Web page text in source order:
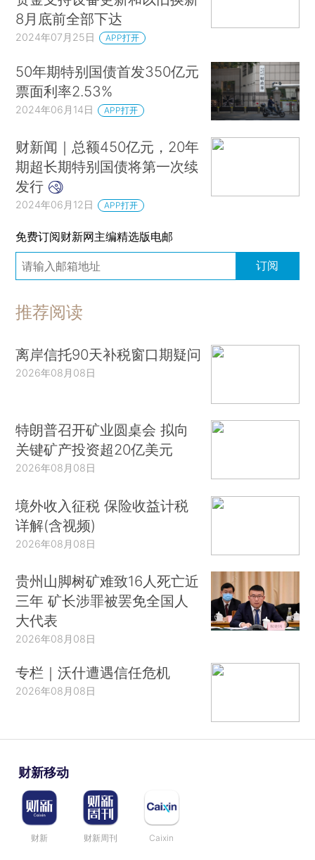
8月底前全部下达
2024年07月25日 APP打开
50年期特别国债首发350亿元
票面利率2.53%
2024年06月14日 APP打开
财新闻｜总额450亿元，20年
期超长期特别国债将第一次续
发行
2024年06月12日 APP打开
免费订阅财新网主编精选版电邮
订阅
推荐阅读
离岸信托90天补税窗口期疑问
2026年08月08日
特朗普召开矿业圆桌会 拟向
关键矿产投资超20亿美元
2026年08月08日
境外收入征税 保险收益计税
详解(含视频)
2026年08月08日
贵州山脚树矿难致16人死亡近
三年 矿长涉罪被罢免全国人
大代表
2026年08月08日
专栏｜沃什遭遇信任危机
2026年08月08日
财新移动
财新 财新周刊 Caixin